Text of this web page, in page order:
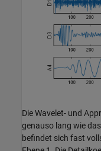
Die Wavelet- und
genauso lang wie
befindet sich fast